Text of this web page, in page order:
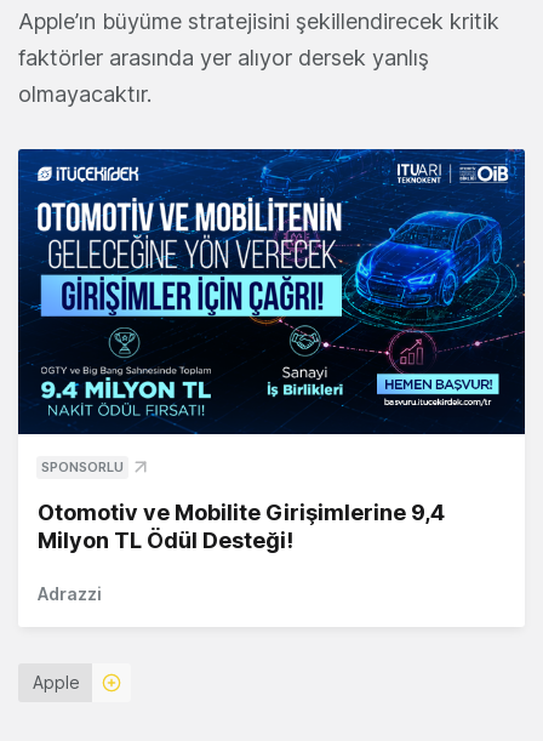
Apple’ın büyüme stratejisini şekillendirecek kritik
faktörler arasında yer alıyor dersek yanlış
olmayacaktır.
SPONSORLU
Otomotiv ve Mobilite Girişimlerine 9,4
Milyon TL Ödül Desteği!
Adrazzi
Apple